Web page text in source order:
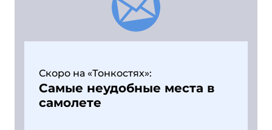
Скоро на «Тонкостях»:
Самые неудобные места в
самолете